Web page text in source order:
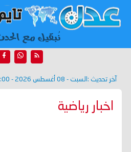
آخر تحديث : السبت - 08 أغسطس 2026 - 12:00 م
اخبار رياضية